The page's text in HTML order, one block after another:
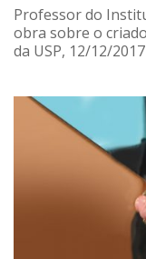
Professor do
obra sobre o
da USP, 12/12/